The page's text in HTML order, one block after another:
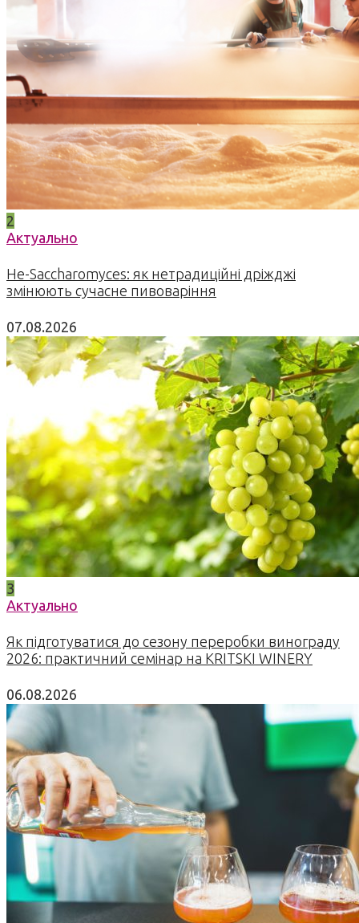
2
Актуально
Не-Saccharomyces: як нетрадиційні дріжджі
змінюють сучасне пивоваріння
07.08.2026
3
Актуально
Як підготуватися до сезону переробки винограду
2026: практичний семінар на KRITSKI WINERY
06.08.2026